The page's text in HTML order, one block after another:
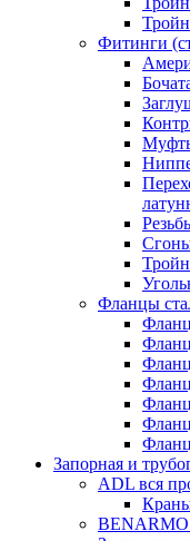
Фитинги
Фланцы
Запорная и
ADL вся
BENARMO